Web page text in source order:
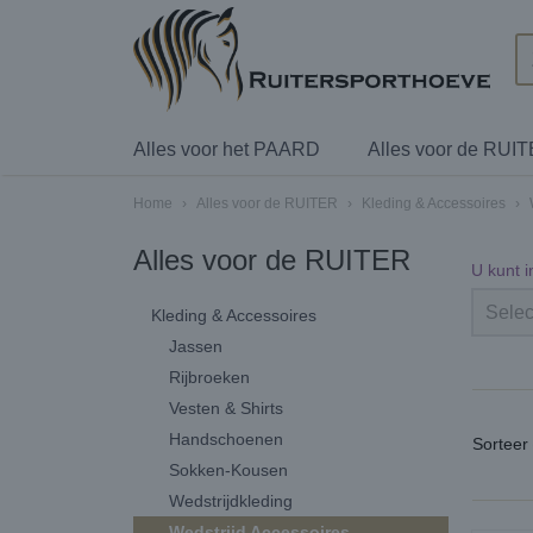
Alles voor het PAARD Alles voor de
Home › Alles voor de RUITER › Kleding & Accessoires ›
Alles voor de RUITER
Kleding & Accessoires
Jassen
Rijbroeken
Vesten & Shirts
Handschoenen
Sokken-Kousen
Wedstrijdkleding
U kunt